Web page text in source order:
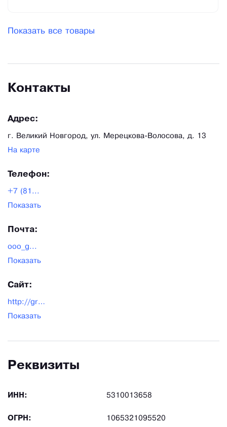
Показать все товары
Контакты
Адрес:
г. Великий Новгород, ул. Мерецкова-Волосова, д. 13
На карте
Телефон:
+7 (81...
Показать
Почта:
ooo_g...
Показать
Сайт:
http://grumextract.ru/
Показать
Реквизиты
ИНН: 5310013658
ОГРН: 1065321095520